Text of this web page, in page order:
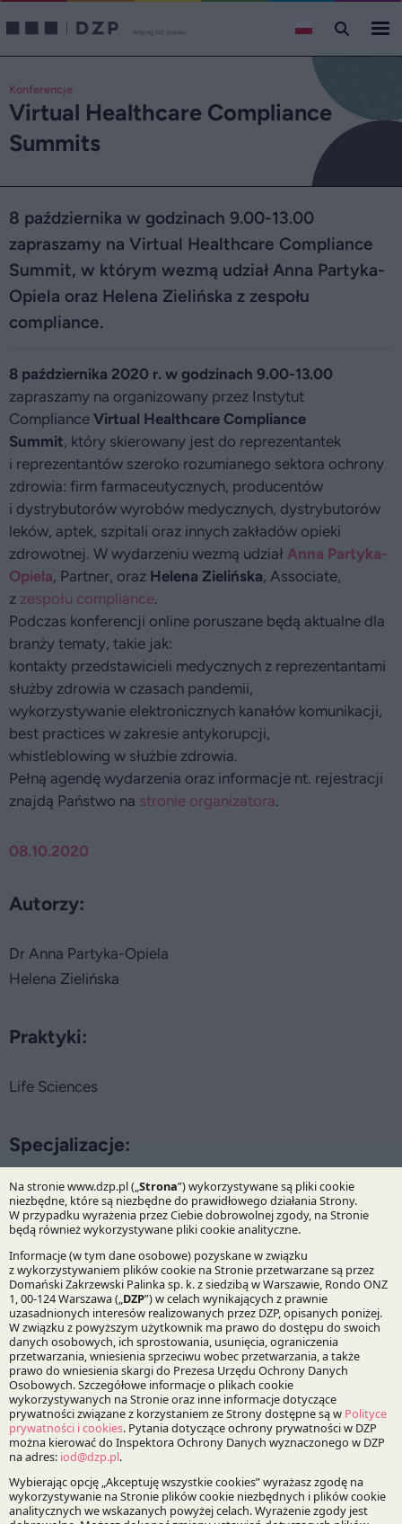
Konferencje
Virtual Healthcare Compliance
Summits
08.10.2020
Autorzy:
Dr Anna Partyka-Opiela
Helena Zielińska
Praktyki:
Life Sciences
Specjalizacje:
Compliance
Projekty:
DZP | Compliance
8 października w godzinach 9.00-13.00
zapraszamy na Virtual Healthcare Compliance
Summit, w którym wezmą udział Anna Partyka-
Opiela oraz Helena Zielińska z zespołu
compliance.
8 października 2020 r. w godzinach 9.00-13.00
zapraszamy na organizowany przez Instytut
Compliance Virtual Healthcare Compliance
Summit, który skierowany jest do reprezentantek
i reprezentantów szeroko rozumianego sektora ochrony
zdrowia: firm farmaceutycznych, producentów
i dystrybutorów wyrobów medycznych, dystrybutorów
leków, aptek, szpitali oraz innych zakładów opieki
zdrowotnej. W wydarzeniu wezmą udział Anna Partyka-
Opiela, Partner, oraz Helena Zielińska, Associate,
z zespołu compliance.
Podczas konferencji online poruszane będą aktualne dla
branży tematy, takie jak:
kontakty przedstawicieli medycznych z reprezentantami
służby zdrowia w czasach pandemii,
wykorzystywanie elektronicznych kanałów komunikacji,
best practices w zakresie antykorupcji,
whistleblowing w służbie zdrowia.
Pełną agendę wydarzenia oraz informacje nt. rejestracji
znajdą Państwo na stronie organizatora.
Bądź na bieżąco z DZP
Zapisz